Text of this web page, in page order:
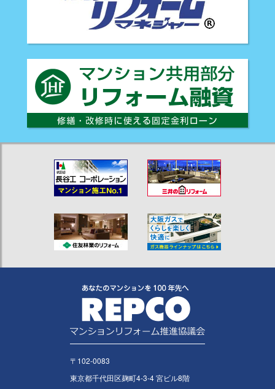
〒102-0083
東京都千代田区麹町4-3-4 宮ビル8階